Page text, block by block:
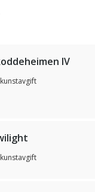
IV